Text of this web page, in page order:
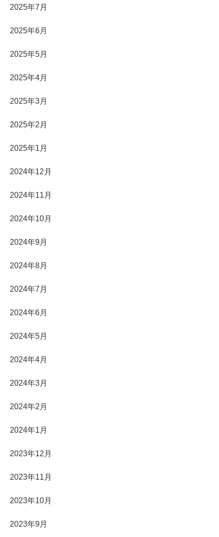
2025年7月
2025年6月
2025年5月
2025年4月
2025年3月
2025年2月
2025年1月
2024年12月
2024年11月
2024年10月
2024年9月
2024年8月
2024年7月
2024年6月
2024年5月
2024年4月
2024年3月
2024年2月
2024年1月
2023年12月
2023年11月
2023年10月
2023年9月